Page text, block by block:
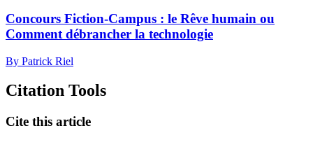
Concours Fiction-Campus : le Rêve humain ou
Comment débrancher la technologie
By Patrick Riel
Citation Tools
Cite this article